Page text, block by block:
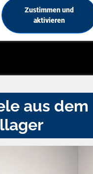
Zustimmen und
aktivieren
aus dem